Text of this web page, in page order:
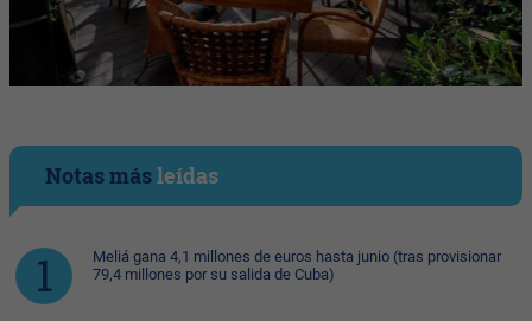
Notas másleídas
Meliá gana 4,1 millones de euros hasta junio (tras provisionar
79,4 millones por su salida de Cuba)